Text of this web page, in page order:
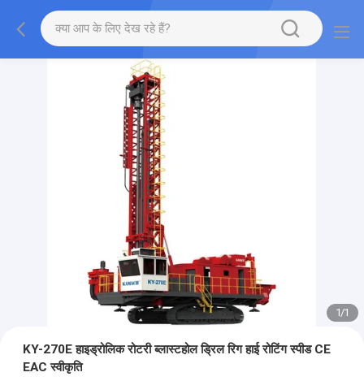
1/1
KY-270E हाइड्रोलिक रोटरी ब्लास्टहोल ड्रिल रिग हाई रोटिंग स्पीड CE
EAC स्वीकृति